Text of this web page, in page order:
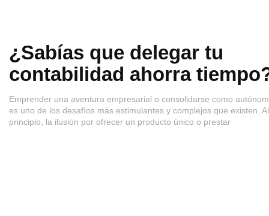
¿Sabías que delegar tu
contabilidad ahorra
Emprender una aventura empresarial o consolidarse como
es uno de los desafíos más estimulantes y complejos que existen. Al
principio, la ilusión por ofrecer un producto único o prestar